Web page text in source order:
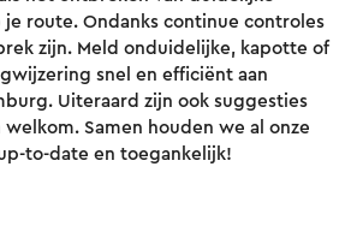
route. Ondanks continue controles
zijn. Meld onduidelijke, kapotte of
snel en efficiënt aan
Uiteraard zijn ook suggesties
Samen houden we al onze
to-date en toegankelijk!